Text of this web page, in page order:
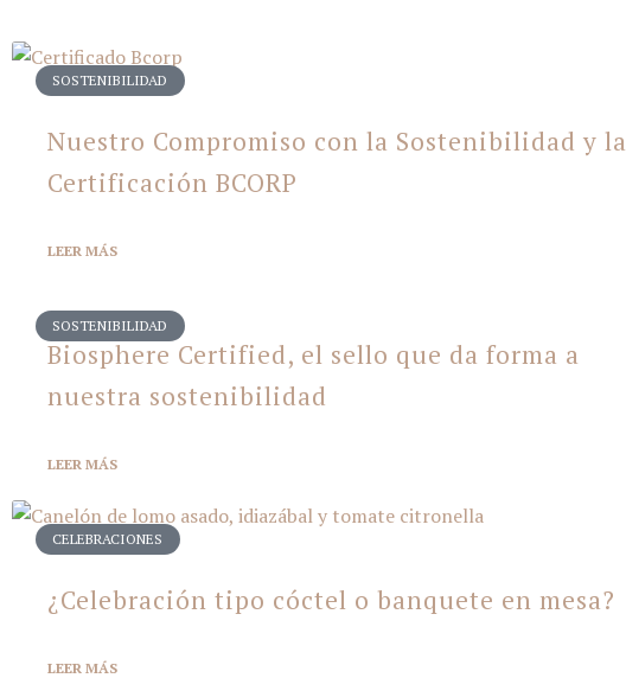
SOSTENIBILIDAD
Nuestro Compromiso con la Sostenibilidad y la
Certificación BCORP
LEER MÁS
SOSTENIBILIDAD
Biosphere Certified, el sello que da forma a
nuestra sostenibilidad
LEER MÁS
CELEBRACIONES
¿Celebración tipo cóctel o banquete en mesa?
LEER MÁS